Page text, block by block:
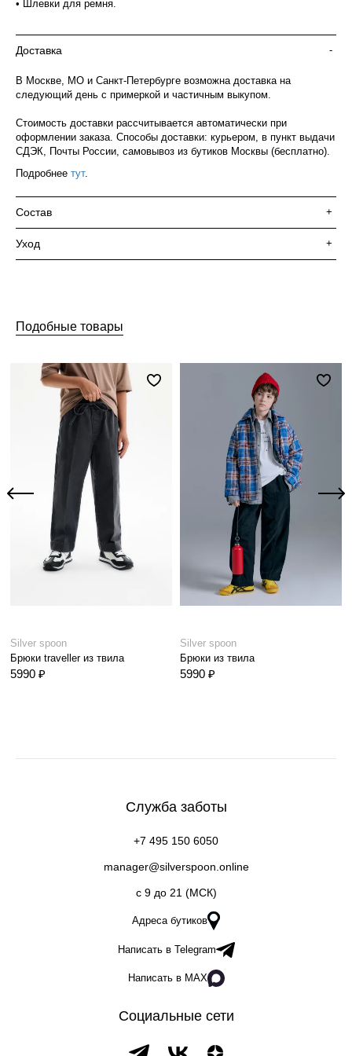
• Шлевки для ремня.
Доставка -
В Москве, МО и Санкт-Петербурге возможна доставка на
следующий день с примеркой и частичным выкупом.
Стоимость доставки рассчитывается автоматически при
оформлении заказа. Способы доставки: курьером, в пункт выдачи
СДЭК, Почты России, самовывоз из бутиков Москвы (бесплатно).
Подробнее тут.
Состав +
Уход +
Подобные товары
Silver spoon
Брюки traveller из твила
5990 ₽
Silver spoon
Брюки из твила
5990 ₽
Служба заботы
+7 495 150 6050
manager@silverspoon.online
c 9 до 21 (МСК)
Адреса бутиков
Написать в Telegram
Написать в MAX
Социальные сети